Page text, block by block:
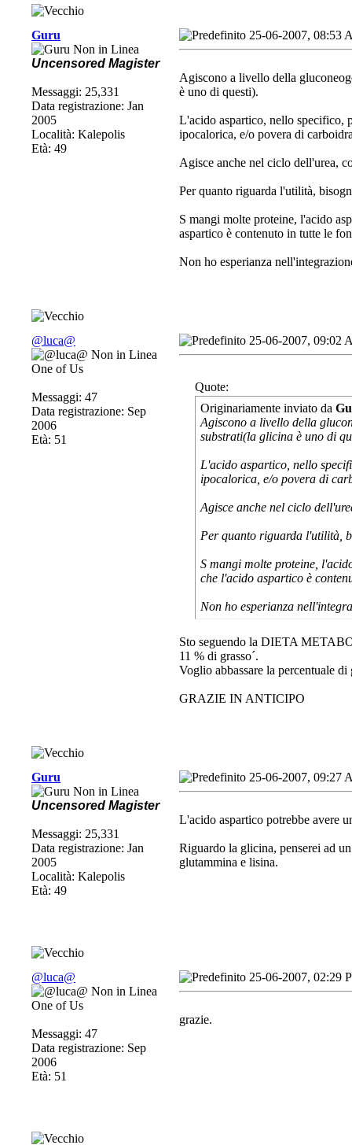
Guru
Uncensored Magister
Messaggi: 25,331
Data registrazione: Jan
2005
Località: Kalepolis
Età: 49
25-06-2007, 08:53
Agiscono a livello della
è uno di questi).
L'acido aspartico, nello specifico,
ipocalorica, e/o povera di
Agisce anche nel ciclo dell'urea,
Per quanto riguarda l'utilità,
S mangi molte proteine, l'acido
aspartico è contenuto in tutte le
Non ho esperianza
@luca@
One of Us
Messaggi: 47
Data registrazione: Sep
2006
Età: 51
25-06-2007, 09:02
Quote:
Originariamente inviato da
Agiscono a livello della
substrati(la glicina è uno di
L'acido aspartico, nello
ipocalorica, e/o povera di
Agisce anche nel ciclo
Per quanto riguarda l'utilità,
S mangi molte proteine,
che l'acido aspartico è
Non ho esperianza
Sto seguendo la DIETA
11 % di grasso´.
Voglio abbassare la percentuale
GRAZIE IN ANTICIPO
Guru
Uncensored Magister
Messaggi: 25,331
Data registrazione: Jan
2005
Località: Kalepolis
Età: 49
25-06-2007, 09:27
L'acido aspartico potrebbe avere
Riguardo la glicina, penserei ad
glutammina e lisina.
@luca@
One of Us
Messaggi: 47
Data registrazione: Sep
2006
Età: 51
25-06-2007, 02:29
grazie.